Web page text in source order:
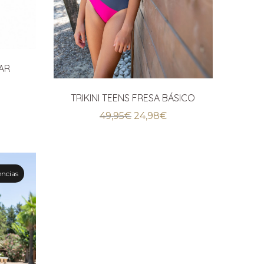
TRIKINI TEENS FRESA BÁSICO
49,95€ El
24,98€El